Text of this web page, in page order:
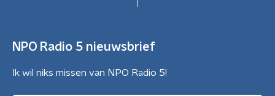
NPO Radio 5 nieuwsbrief
Ik wil niks missen van NPO Radio 5!